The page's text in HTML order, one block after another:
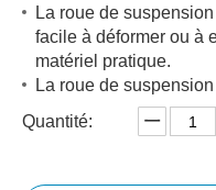
La roue de
facile à déformer ou à
matériel pratique.
La roue de
Quantité: